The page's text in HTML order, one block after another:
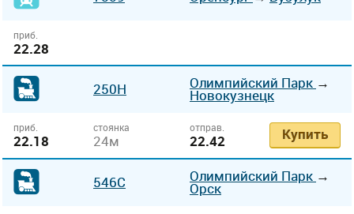
приб.
22.28
250Н Олимпийский Парк →
Новокузнецк
приб.
22.18
стоянка
24м
отправ.
22.42 Купить
546С Олимпийский Парк →
Орск